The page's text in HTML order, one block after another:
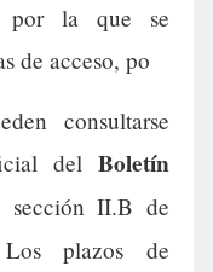
por la que se
de acceso, po
consultarse
del Boletín
sección II.B de
Los plazos de